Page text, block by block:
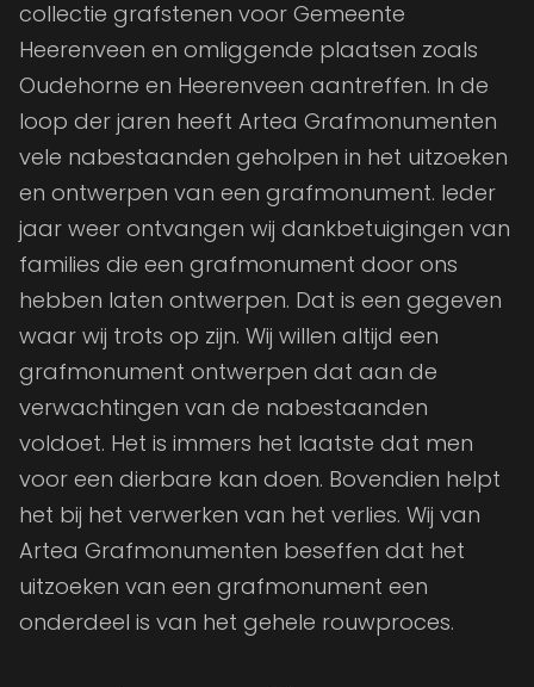
collectie grafstenen voor Gemeente
Heerenveen en omliggende plaatsen zoals
Oudehorne en Heerenveen aantreffen. In de
loop der jaren heeft Artea Grafmonumenten
vele nabestaanden geholpen in het uitzoeken
en ontwerpen van een grafmonument. Ieder
jaar weer ontvangen wij dankbetuigingen van
families die een grafmonument door ons
hebben laten ontwerpen. Dat is een gegeven
waar wij trots op zijn. Wij willen altijd een
grafmonument ontwerpen dat aan de
verwachtingen van de nabestaanden
voldoet. Het is immers het laatste dat men
voor een dierbare kan doen. Bovendien helpt
het bij het verwerken van het verlies. Wij van
Artea Grafmonumenten beseffen dat het
uitzoeken van een grafmonument een
onderdeel is van het gehele rouwproces.